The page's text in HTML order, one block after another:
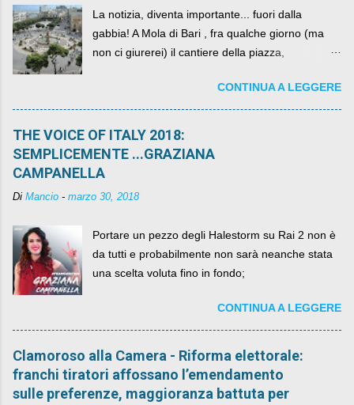
La notizia, diventa importante... fuori dalla
gabbia! A Mola di Bari , fra qualche giorno (ma
non ci giurerei) il cantiere della piazza,
per un numero esorbitante di mesi, non ci sarà
più. C'era una volta Piazza XX Settembre ,
CONTINUA A LEGGERE
THE VOICE OF ITALY 2018:
SEMPLICEMENTE ...GRAZIANA
CAMPANELLA
Di Mancio - marzo 30, 2018
Portare un pezzo degli Halestorm su Rai 2 non è
da tutti e probabilmente non sarà neanche stata
una scelta voluta fino in fondo;
CONTINUA A LEGGERE
Clamoroso alla Camera - Riforma elettorale:
franchi tiratori affossano l’emendamento
sulle preferenze, maggioranza battuta per